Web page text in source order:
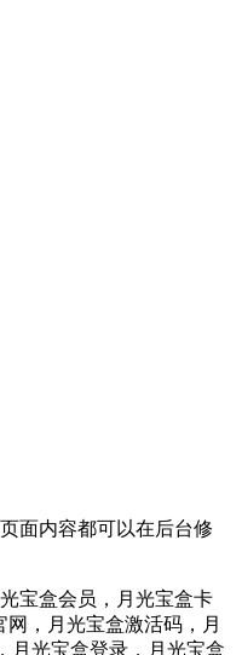
面内容都可以在后台修
宝盒会员，月光宝盒卡
，月光宝盒激活码，月
月光宝盒登录，月光宝盒